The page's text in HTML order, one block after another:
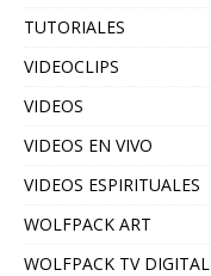
TUTORIALES
VIDEOCLIPS
VIDEOS
VIDEOS EN VIVO
VIDEOS ESPIRITUALES
WOLFPACK ART
WOLFPACK TV DIGITAL